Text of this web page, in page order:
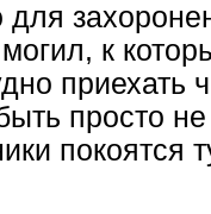
к
приехать
просто не
покоятся